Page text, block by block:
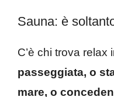
Sauna: è
C’è chi trova relax
passeggiata, o
mare, o